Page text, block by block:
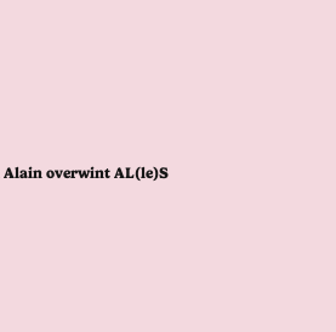
Alain overwint AL(le)S